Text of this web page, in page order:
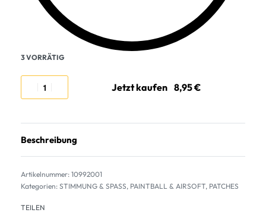
3 VORRÄTIG
Jetzt kaufen
Beschreibung
10992001
Kategorien: STIMMUNG & SPASS, PAINTBALL & AIRSOFT, PATCHES
TEILEN